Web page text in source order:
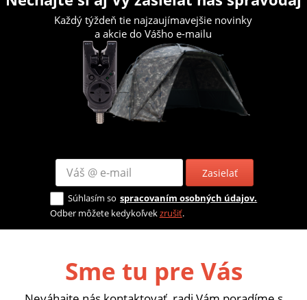
Každý týždeň tie najzaujímavejšie novinky
a akcie do Vášho e-mailu
Zasielať
Súhlasím so spracovaním osobných údajov.
Odber môžete kedykoľvekzrušiť.
Sme tu pre Vás